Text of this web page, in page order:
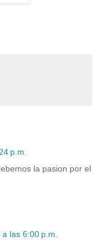
p.m.
la pasion por el
las 6:00 p.m.